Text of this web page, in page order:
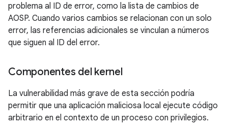
problema al ID de error, como la lista de cambios de
AOSP. Cuando varios cambios se relacionan con un solo
error, las referencias adicionales se vinculan a números
que siguen al ID del error.
Componentes del kernel
La vulnerabilidad más grave de esta sección podría
permitir que una aplicación maliciosa local ejecute código
arbitrario en el contexto de un proceso con privilegios.